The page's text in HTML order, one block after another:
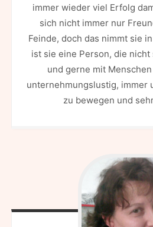
immer wieder viel Erfolg
sich nicht immer nur
Feinde, doch das nimmt sie
ist sie eine Person, die
und gerne mit
unternehmungslustig, immer
zu bewegen und